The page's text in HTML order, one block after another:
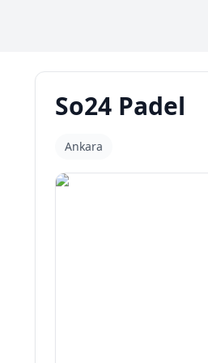
So24 Padel
Ankara